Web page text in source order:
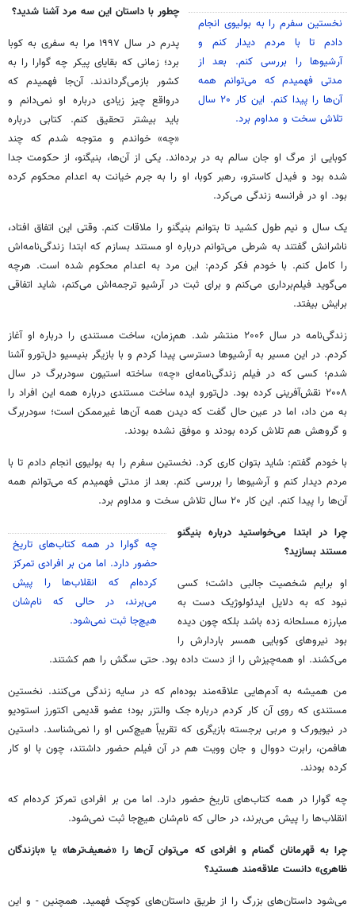
نخستین سفرم را به بولیوی انجام
دادم تا با مردم دیدار کنم و
آرشیوها را بررسی کنم. بعد از
مدتی فهمیدم که می‌توانم همه
آن‌ها را پیدا کنم. این کار ۲۰ سال
تلاش سخت و مداوم برد.
چطور با داستان این سه مرد آشنا شدید؟
پدرم در سال ۱۹۹۷ مرا به سفری به کوبا
برد؛ زمانی که بقایای پیکر چه ‌گوارا را به
کشور بازمی‌گرداندند. آن‌جا فهمیدم که
درواقع چیز زیادی درباره او نمی‌دانم و
باید بیشتر تحقیق کنم. کتابی درباره
«چه» خواندم و متوجه شدم که چند
کوبایی از مرگ او جان سالم به در برده‌اند. یکی از آن‌ها، بنیگنو، از حکومت جدا
شده بود و فیدل کاسترو، رهبر کوبا، او را به جرم خیانت به اعدام محکوم کرده
بود. او در فرانسه زندگی می‌کرد.
یک سال و نیم طول کشید تا بتوانم بنیگنو را ملاقات کنم. وقتی این اتفاق افتاد،
ناشرانش گفتند به شرطی می‌توانم درباره او مستند بسازم که ابتدا زندگی‌نامه‌اش
را کامل کنم. با خودم فکر کردم: این مرد به اعدام محکوم شده است. هرچه
می‌گوید فیلم‌برداری می‌کنم و برای ثبت در آرشیو ترجمه‌اش می‌کنم، شاید اتفاقی
برایش بیفتد.
زندگی‌نامه در سال ۲۰۰۶ منتشر شد. هم‌زمان، ساخت مستندی را درباره او آغاز
کردم. در این مسیر به آرشیوها دسترسی پیدا کردم و با بازیگر بنیسیو دل‌تورو آشنا
شدم؛ کسی که در فیلم زندگی‌نامه‌ای «چه» ساخته استیون سودربرگ در سال
۲۰۰۸ نقش‌آفرینی کرده بود. دل‌تورو ایده ساخت مستندی درباره همه این افراد را
به من داد، اما در عین حال گفت که دیدن همه آن‌ها غیرممکن است؛ سودربرگ
و گروهش هم تلاش کرده بودند و موفق نشده بودند.
با خودم گفتم: شاید بتوان کاری کرد. نخستین سفرم را به بولیوی انجام دادم تا با
مردم دیدار کنم و آرشیوها را بررسی کنم. بعد از مدتی فهمیدم که می‌توانم همه
آن‌ها را پیدا کنم. این کار ۲۰ سال تلاش سخت و مداوم برد.
چه‌ گوارا در همه کتاب‌های تاریخ
حضور دارد. اما من بر افرادی تمرکز
کرده‌ام که انقلاب‌ها را پیش
می‌برند، در حالی که نام‌شان
هیچ‌جا ثبت نمی‌شود.
چرا در ابتدا می‌خواستید درباره بنیگنو
مستند بسازید؟
او برایم شخصیت جالبی داشت؛ کسی
نبود که به دلایل ایدئولوژیک دست به
مبارزه مسلحانه زده باشد بلکه چون دیده
بود نیروهای کوبایی همسر باردارش را
می‌کشند. او همه‌چیزش را از دست داده بود. حتی سگش را هم کشتند.
من همیشه به آدم‌هایی علاقه‌مند بوده‌ام که در سایه زندگی می‌کنند. نخستین
مستندی که روی آن کار کردم درباره جک والتزر بود؛ عضو قدیمی اکتورز استودیو
در نیویورک و مربی برجسته بازیگری که تقریباً هیچ‌کس او را نمی‌شناسد. داستین
هافمن، رابرت دووال و جان وویت هم در آن فیلم حضور داشتند، چون با او کار
کرده بودند.
چه‌ گوارا در همه کتاب‌های تاریخ حضور دارد. اما من بر افرادی تمرکز کرده‌ام که
انقلاب‌ها را پیش می‌برند، در حالی که نام‌شان هیچ‌جا ثبت نمی‌شود.
چرا به قهرمانان گمنام و افرادی که می‌توان آن‌ها را «ضعیف‌ترها» یا «بازندگان
ظاهری» دانست علاقه‌مند هستید؟
می‌شود داستان‌های بزرگ را از طریق داستان‌های کوچک فهمید. همچنین - و این